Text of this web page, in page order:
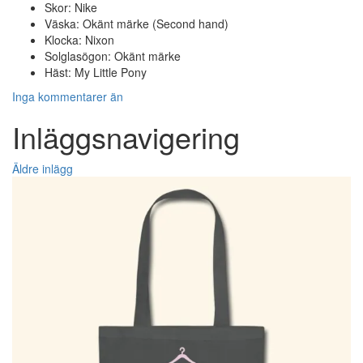
Skor: Nike
Väska: Okänt märke (Second hand)
Klocka: Nixon
Solglasögon: Okänt märke
Häst: My Little Pony
Inga kommentarer än
Inläggsnavigering
Äldre inlägg